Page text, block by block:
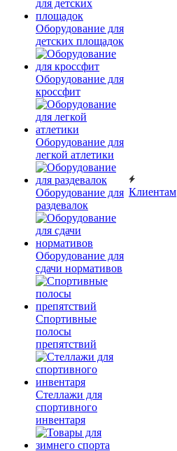
Оборудование для
детских площадок
Оборудование для
кроссфит
Оборудование для
легкой атлетики
Оборудование для
раздевалок
Оборудование для
сдачи нормативов
Спортивные
полосы
препятствий
Стеллажи для
спортивного
инвентаря
Клиентам